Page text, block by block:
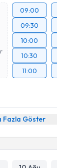
09:00
09:30
10:00
10:30
11:00
Fazla Göster